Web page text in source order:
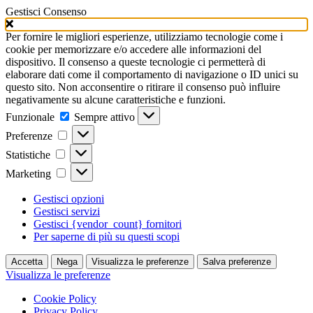
Gestisci Consenso
Per fornire le migliori esperienze, utilizziamo tecnologie come i
cookie per memorizzare e/o accedere alle informazioni del
dispositivo. Il consenso a queste tecnologie ci permetterà di
elaborare dati come il comportamento di navigazione o ID unici su
questo sito. Non acconsentire o ritirare il consenso può influire
negativamente su alcune caratteristiche e funzioni.
Funzionale
Funzionale
Sempre attivo
Preferenze
Preferenze
Statistiche Statistiche
Marketing Marketing
Gestisci opzioni
Gestisci servizi
Gestisci {vendor_count} fornitori
Per saperne di più su questi scopi
Accetta Nega Visualizza le preferenze Salva preferenze
Visualizza le preferenze
Cookie Policy